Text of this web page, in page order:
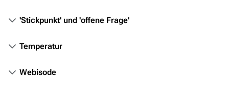
Themengruppen
FAQ
Wiki-Diskussion
'Stickpunkt' und 'offene Frage'
Temperatur
Webisode